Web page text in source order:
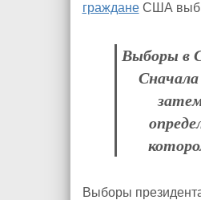
гражданеСША
Выборы в
Сначала
Выборы